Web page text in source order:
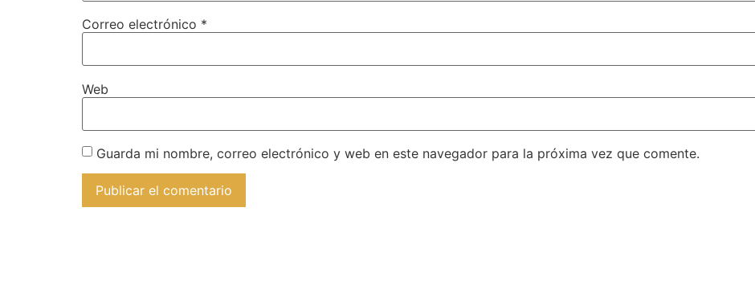
Correo electrónico *
Web
Guarda mi nombre, correo electrónico y web en este navegador para la próxima vez que comente.